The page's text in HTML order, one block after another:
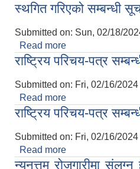
स्थगित गरिएको सम्बन्धी
Submitted on: Sun, 02/18/
Read more
स्थगित गरिएको
राष्ट्रिय परिचय-पत्र
Submitted on: Fri, 02/16/
Read more
राष्ट्रिय परिचय-पत्र
Submitted on: Fri, 02/16/
Read more
न्यूनत्तम रोजगारीमा